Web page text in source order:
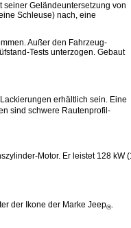
Geländeuntersetzung von
Schleuse) nach, eine
Außer den Fahrzeug-
Tests unterzogen. Gebaut
erhältlich sein. Eine
sind schwere Rautenprofil-
Motor. Er leistet 128 kW
der Ikone der Marke Jeep®.